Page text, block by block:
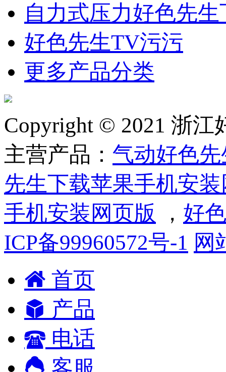
自力式压力好色先
好色先生TV污污
更多产品分类
Copyright © 2021 浙
主营产品： 气动好色
先生下载苹果手机安
手机安装网页版
， 好
ICP备99960572号-1 网
首页
产品
电话